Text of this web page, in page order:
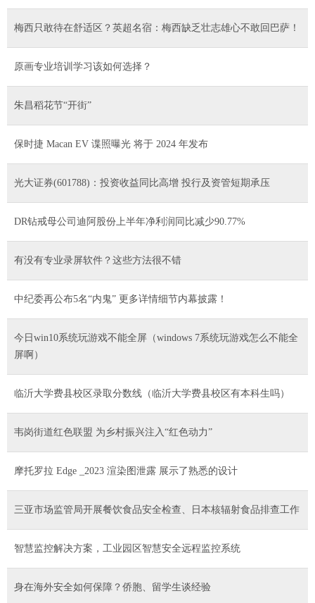
梅西只敢待在舒适区？英超名宿：梅西缺乏壮志雄心不敢回巴萨！
原画专业培训学习该如何选择？
朱昌稻花节“开街”
保时捷 Macan EV 谍照曝光 将于 2024 年发布
光大证券(601788)：投资收益同比高增 投行及资管短期承压
DR钻戒母公司迪阿股份上半年净利润同比减少90.77%
有没有专业录屏软件？这些方法很不错
中纪委再公布5名“内鬼” 更多详情细节内幕披露！
今日win10系统玩游戏不能全屏（windows 7系统玩游戏怎么不能全
屏啊）
临沂大学费县校区录取分数线（临沂大学费县校区有本科生吗）
韦岗街道红色联盟 为乡村振兴注入“红色动力”
摩托罗拉 Edge _2023 渲染图泄露 展示了熟悉的设计
三亚市场监管局开展餐饮食品安全检查、日本核辐射食品排查工作
智慧监控解决方案，工业园区智慧安全远程监控系统
身在海外安全如何保障？侨胞、留学生谈经验